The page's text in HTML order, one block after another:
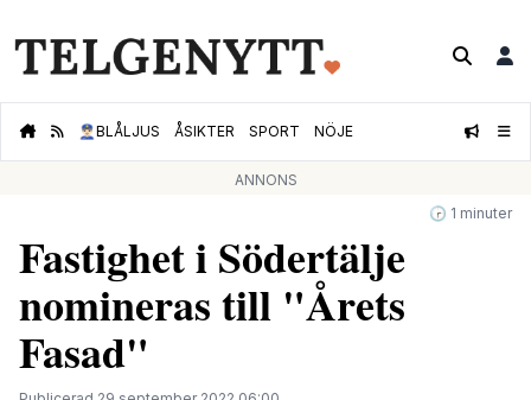
👮🏻‍♂️BLÅLJUS ÅSIKTER SPORT NÖJE
ANNONS
🕝 1 minuter
Fastighet i Södertälje
nomineras till "Årets
Fasad"